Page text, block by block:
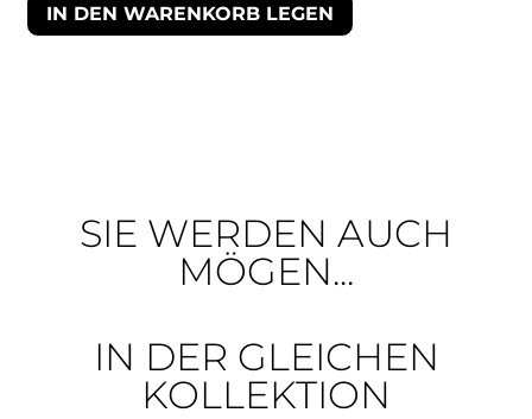
IN DEN WARENKORB LEGEN
SIE WERDEN AUCH
MÖGEN...
IN DER GLEICHEN
KOLLEKTION